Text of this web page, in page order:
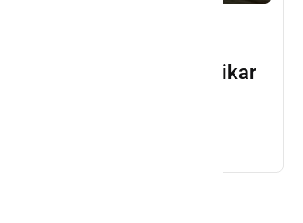
Gasilci pozivajo, da tega nikar